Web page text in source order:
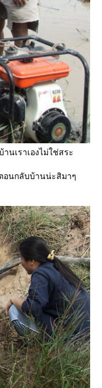
นเราเองไม่ใช่สระ
อนกลับบ้านน่ะสิมาๆ